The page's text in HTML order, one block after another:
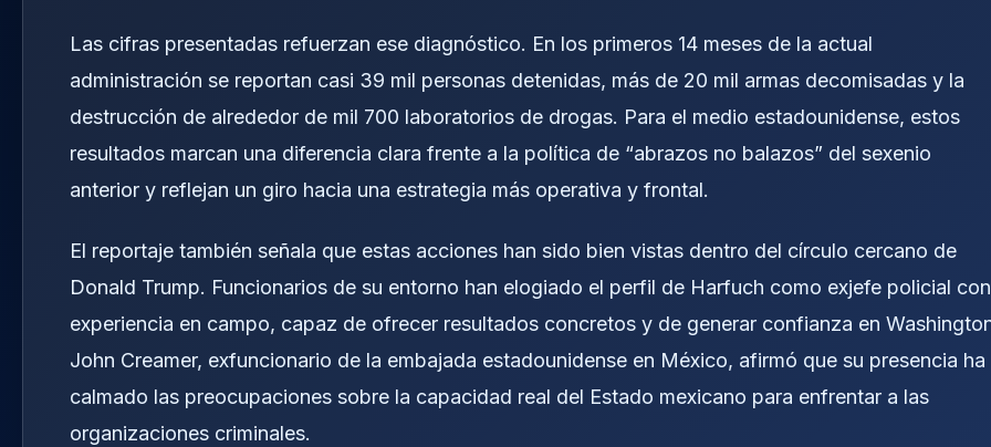
Las cifras presentadas refuerzan ese diagnóstico. En los primeros 14 meses de la actual
administración se reportan casi 39 mil personas detenidas, más de 20 mil armas decomisadas y la
destrucción de alrededor de mil 700 laboratorios de drogas. Para el medio estadounidense, estos
resultados marcan una diferencia clara frente a la política de “abrazos no balazos” del sexenio
anterior y reflejan un giro hacia una estrategia más operativa y frontal.
El reportaje también señala que estas acciones han sido bien vistas dentro del círculo cercano de
Donald Trump. Funcionarios de su entorno han elogiado el perfil de Harfuch como exjefe policial con
experiencia en campo, capaz de ofrecer resultados concretos y de generar confianza en
John Creamer, exfuncionario de la embajada estadounidense en México, afirmó que su presencia ha
calmado las preocupaciones sobre la capacidad real del Estado mexicano para enfrentar a las
organizaciones criminales.